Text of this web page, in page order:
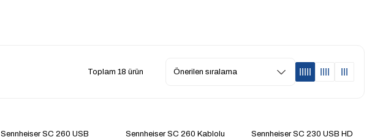
Toplam 18 ürün
Sennheiser SC 260 USB
Sennheiser SC 260 Kablolu
Sennheiser SC 230 USB HD